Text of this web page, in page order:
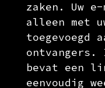
zaken. Uw
alleen met
toegevoegd
ontvangers.
bevat een
eenvoudig